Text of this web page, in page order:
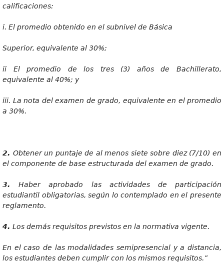
calificaciones:
i. El promedio obtenido en el subnivel de Básica
Superior, equivalente al 30%;
ii El promedio de los tres (3) años de Bachillerato,
equivalente al 40%; y
iii. La nota del examen de grado, equivalente en el promedio
a 30%.
2. Obtener un puntaje de al menos siete sobre diez (7/10) en
el componente de base estructurada del examen de grado.
3.Haber aprobado las actividades de participación
estudiantil obligatorias, según lo contemplado en el presente
reglamento.
4. Los demás requisitos previstos en la normativa vigente.
En el caso de las modalidades semipresencial y a distancia,
los estudiantes deben cumplir con los mismos requisitos.”